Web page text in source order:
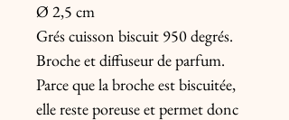
Ø 2,5 cm
Grés cuisson biscuit 950 degrés.
Broche et diffuseur de parfum.
Parce que la broche est biscuitée,
elle reste poreuse et permet donc